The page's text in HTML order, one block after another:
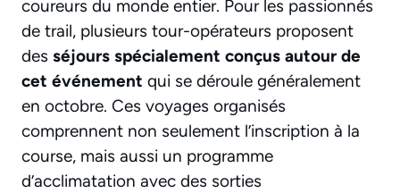
coureurs du monde entier. Pour les passionnés
de trail, plusieurs tour-opérateurs proposent
des séjours spécialement conçus autour de
cet événement qui se déroule généralement
en octobre. Ces voyages organisés
comprennent non seulement l’inscription à la
course, mais aussi un programme
d’acclimatation avec des sorties